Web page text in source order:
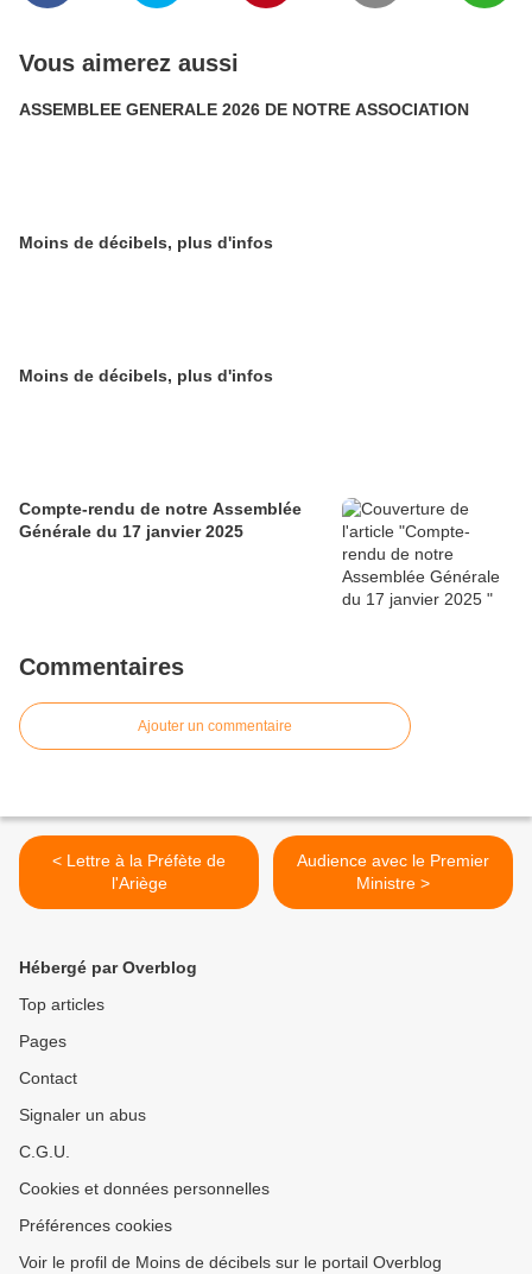
Vous aimerez aussi
ASSEMBLEE GENERALE 2026 DE NOTRE ASSOCIATION
Moins de décibels, plus d'infos
Moins de décibels, plus d'infos
Compte-rendu de notre Assemblée
Générale du 17 janvier 2025
Commentaires
Ajouter un commentaire
< Lettre à la Préfète de
l'Ariège
Audience avec le Premier
Ministre >
Hébergé par Overblog
Top articles
Pages
Contact
Signaler un abus
C.G.U.
Cookies et données personnelles
Préférences cookies
Voir le profil de Moins de décibels sur le portail Overblog